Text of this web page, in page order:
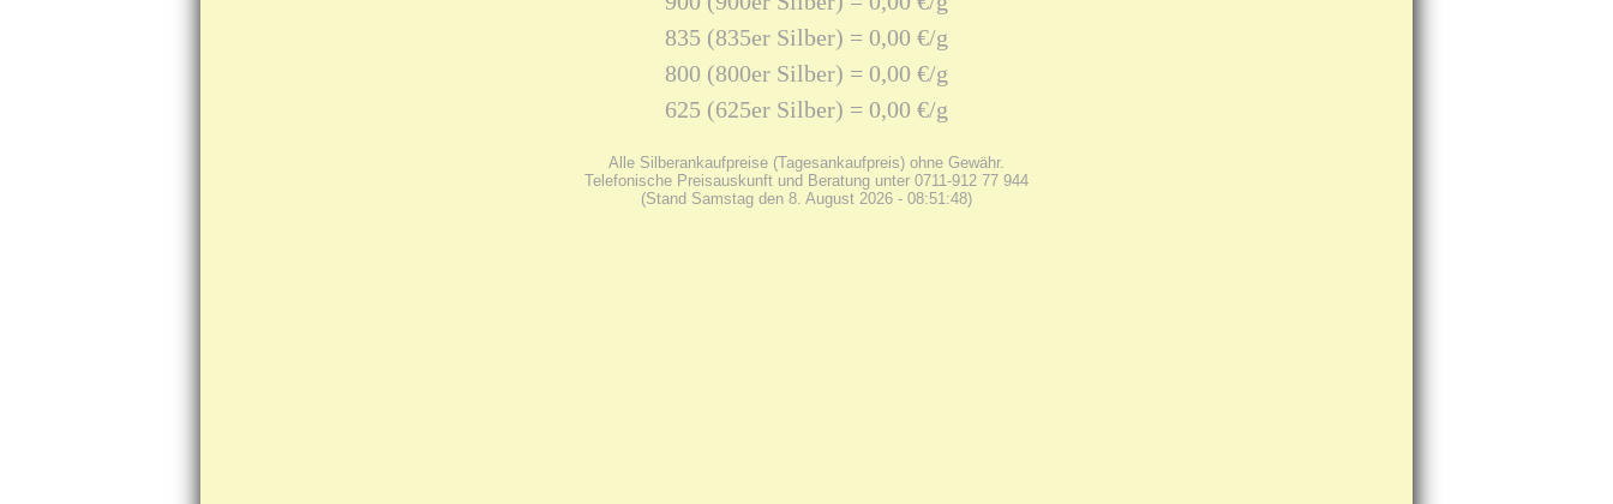
835 (835er Silber) = 0,00 €/g
800 (800er Silber) = 0,00 €/g
625 (625er Silber) = 0,00 €/g
Alle Silberankaufpreise (Tagesankaufpreis) ohne Gewähr.
Telefonische Preisauskunft und Beratung unter 0711-912 77 944
(Stand Samstag den 8. August 2026 - 08:51:48)